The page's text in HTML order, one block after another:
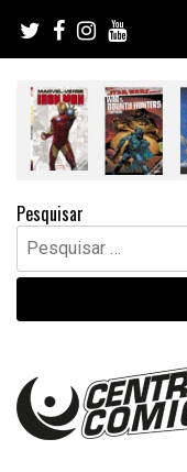
content
Pesquisar
Pesquisar
por: